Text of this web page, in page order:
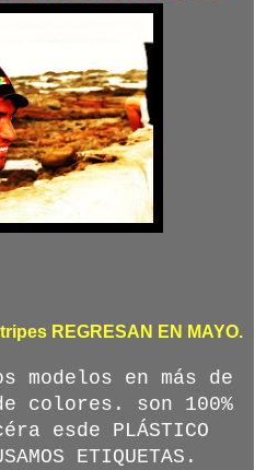
REGRESAN EN MAYO.
modelos en más de
colores. son 100%
esde PLÁSTICO
ETIQUETAS.